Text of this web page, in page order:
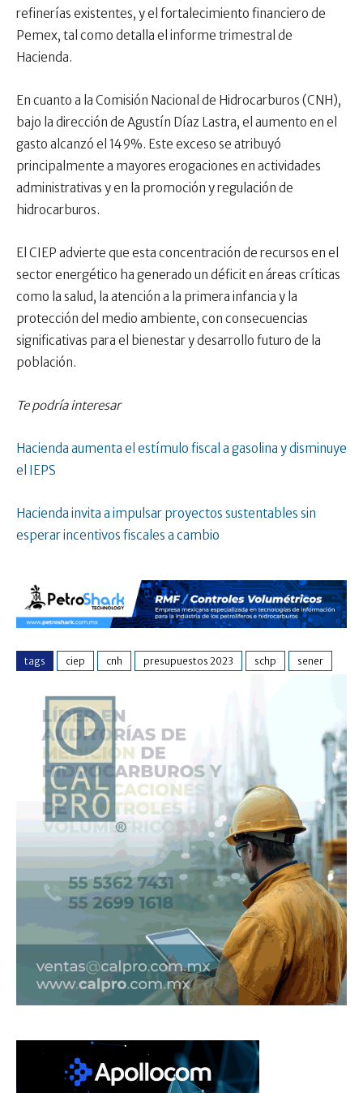
refinerías existentes, y el fortalecimiento financiero de
Pemex, tal como detalla el informe trimestral de
Hacienda.
En cuanto a la Comisión Nacional de Hidrocarburos (CNH),
bajo la dirección de Agustín Díaz Lastra, el aumento en el
gasto alcanzó el 149%. Este exceso se atribuyó
principalmente a mayores erogaciones en actividades
administrativas y en la promoción y regulación de
hidrocarburos.
El CIEP advierte que esta concentración de recursos en el
sector energético ha generado un déficit en áreas críticas
como la salud, la atención a la primera infancia y la
protección del medio ambiente, con consecuencias
significativas para el bienestar y desarrollo futuro de la
población.
Te podría interesar
Hacienda aumenta el estímulo fiscal a gasolina y disminuye
el IEPS
Hacienda invita a impulsar proyectos sustentables sin
esperar incentivos fiscales a cambio
tags ciep cnh presupuestos 2023 schp sener